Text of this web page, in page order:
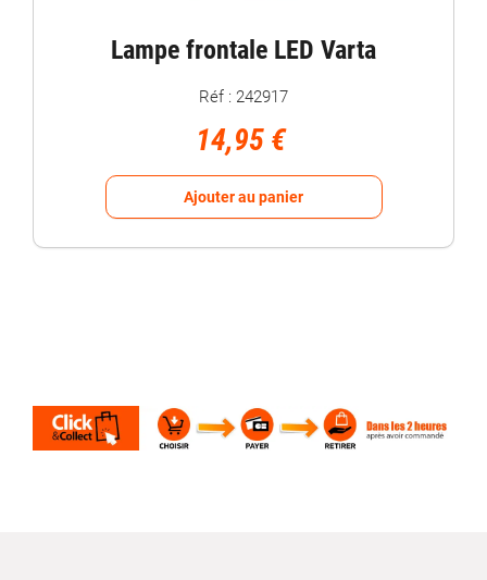
Lampe frontale LED Varta
Réf : 242917
14,95 €
Ajouter au panier